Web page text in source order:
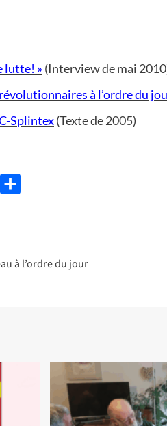
lutte! » (Interview de mai
à l’ordre du
Splintex(Texte de 2005)
PrintFriendly
à l’ordre du jour